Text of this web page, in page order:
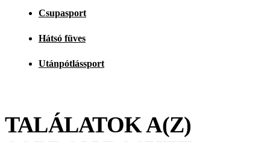
Csupasport
Hátsó füves
Utánpótlássport
TALÁLATOK A(Z)